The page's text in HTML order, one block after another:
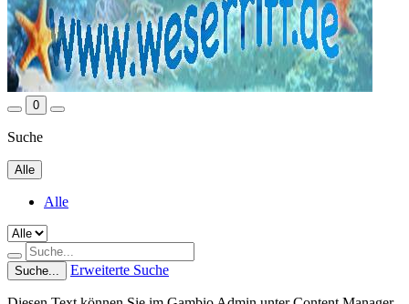
0
Suche
Alle
Alle
Suche... Erweiterte Suche